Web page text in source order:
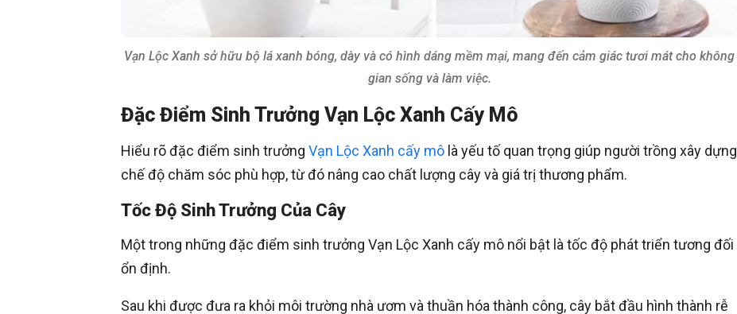
Vạn Lộc Xanh sở hữu bộ lá xanh bóng, dày và có hình dáng mềm mại, mang đến cảm giác tươi mát cho không
gian sống và làm việc.
Đặc Điểm Sinh Trưởng Vạn Lộc Xanh Cấy Mô
Hiểu rõ đặc điểm sinh trưởng Vạn Lộc Xanh cấy mô là yếu tố quan trọng giúp người trồng xây dựng
chế độ chăm sóc phù hợp, từ đó nâng cao chất lượng cây và giá trị thương phẩm.
Tốc Độ Sinh Trưởng Của Cây
Một trong những đặc điểm sinh trưởng Vạn Lộc Xanh cấy mô nổi bật là tốc độ phát triển tương đối
ổn định.
Sau khi được đưa ra khỏi môi trường nhà ươm và thuần hóa thành công, cây bắt đầu hình thành rễ